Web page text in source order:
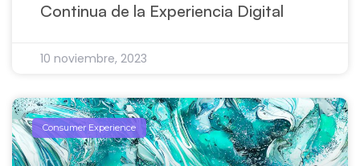
Continua de la Experiencia Digital
10 noviembre, 2023
Consumer Experience